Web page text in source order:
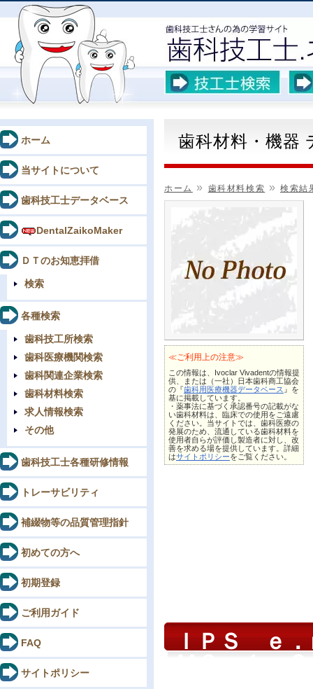
歯科材料・機器
ホーム » 歯科材料検索 »検索結
≪ご利用上の注意≫
この情報は、Ivoclar Vivadentの情報提
供、または（一社）日本歯科商工協会
の『歯科用医療機器データベース 』を
基に掲載しています。
・薬事法に基づく承認番号の記載がな
い歯科材料は、臨床での使用をご遠慮
ください。当サイトでは、歯科医療の
発展のため、流通している歯科材料を
使用者自らが評価し製造者に対し、改
善を求める場を提供しています。詳細
はサイトポリシーをご覧ください。
ＩＰＳ ｅ
ホーム
当サイトについて
歯科技工士データベース
DentalZaikoMaker
ＤＴのお知恵拝借
検索
各種検索
歯科技工所検索
歯科医療機関検索
歯科関連企業検索
歯科材料検索
求人情報検索
その他
歯科技工士各種研修情報
トレーサビリティ
補綴物等の品質管理指針
初めての方へ
初期登録
ご利用ガイド
FAQ
サイトポリシー